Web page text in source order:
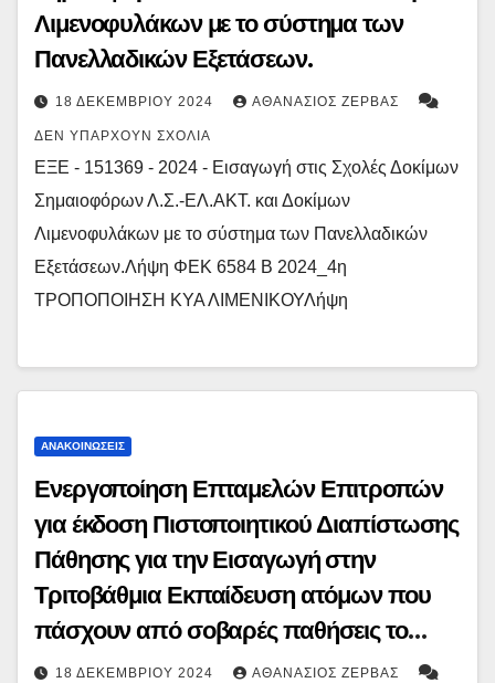
Λιμενοφυλάκων με το σύστημα των
Πανελλαδικών Εξετάσεων.
18 ΔΕΚΕΜΒΡΊΟΥ 2024 ΑΘΑΝΆΣΙΟΣ ΖΈΡΒΑΣ
ΔΕΝ ΥΠΆΡΧΟΥΝ ΣΧΌΛΙΑ
ΕΞΕ - 151369 - 2024 - Εισαγωγή στις Σχολές Δοκίμων
Σημαιοφόρων Λ.Σ.-ΕΛ.ΑΚΤ. και Δοκίμων
Λιμενοφυλάκων με το σύστημα των Πανελλαδικών
Εξετάσεων.Λήψη ΦΕΚ 6584 Β 2024_4η
ΤΡΟΠΟΠΟΙΗΣΗ ΚΥΑ ΛΙΜΕΝΙΚΟΥΛήψη
ΑΝΑΚΟΙΝΏΣΕΙΣ
Ενεργοποίηση Επταμελών Επιτροπών
για έκδοση Πιστοποιητικού Διαπίστωσης
Πάθησης για την Εισαγωγή στην
Τριτοβάθμια Εκπαίδευση ατόμων που
πάσχουν από σοβαρές παθήσεις το
ακαδημαϊκό έτος 2025-2026
18 ΔΕΚΕΜΒΡΊΟΥ 2024 ΑΘΑΝΆΣΙΟΣ ΖΈΡΒΑΣ